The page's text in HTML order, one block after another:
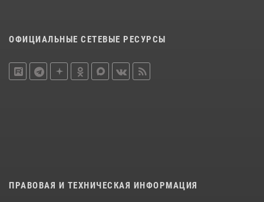
ОФИЦИАЛЬНЫЕ СЕТЕВЫЕ РЕСУРСЫ
ПРАВОВАЯ И ТЕХНИЧЕСКАЯ ИНФОРМАЦИЯ